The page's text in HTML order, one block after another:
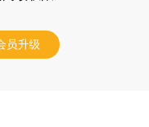
员升级